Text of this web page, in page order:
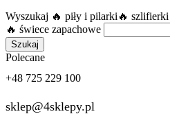
Wyszukaj 🔥 piły i pilarki 🔥 szlifierki
🔥 świece zapachowe
Szukaj
Polecane
+48 725 229 100
sklep@4sklepy.pl